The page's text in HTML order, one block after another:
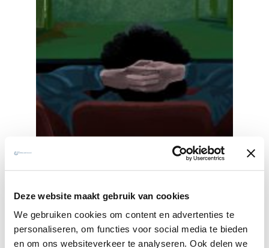
Deze website maakt gebruik van cookies
We gebruiken cookies om content en advertenties te
personaliseren, om functies voor social media te bieden
en om ons websiteverkeer te analyseren. Ook delen we
Met beelden op verhaal komen:
ignatiaanse filmretraite
4 TOT 8 NOVEMBER 2026OUDE ABDIJ VAN